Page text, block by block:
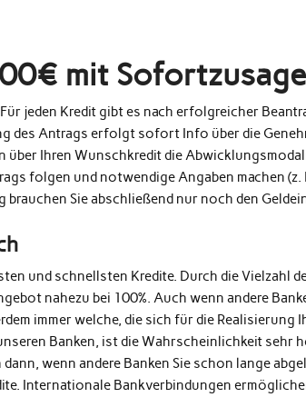
mit Sofortzusage
jeden Kredit gibt es nach erfolgreicher
des Antrags erfolgt sofort Info über die
über Ihren Wunschkredit die
folgen und notwendige Angaben machen
Sie abschließend nur noch den
und schnellsten Kredite. Durch die Vielzahl
nahezu bei 100%. Auch wenn andere
immer welche, die sich für die Realisierung
Banken, ist die Wahrscheinlichkeit sehr
wenn andere Banken Sie schon lange
Internationale Bankverbindungen